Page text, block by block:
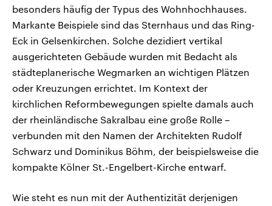
besonders häufig der Typus des Wohnhochhauses.
Markante Beispiele sind das Sternhaus und das Ring-
Eck in Gelsenkirchen. Solche dezidiert vertikal
ausgerichteten Gebäude wurden mit Bedacht als
städteplanerische Wegmarken an wichtigen Plätzen
oder Kreuzungen errichtet. Im Kontext der
kirchlichen Reformbewegungen spielte damals auch
der rheinländische Sakralbau eine große Rolle –
verbunden mit den Namen der Architekten Rudolf
Schwarz und Dominikus Böhm, der beispielsweise die
kompakte Kölner St.-Engelbert-Kirche entwarf.
Wie steht es nun mit der Authentizität derjenigen